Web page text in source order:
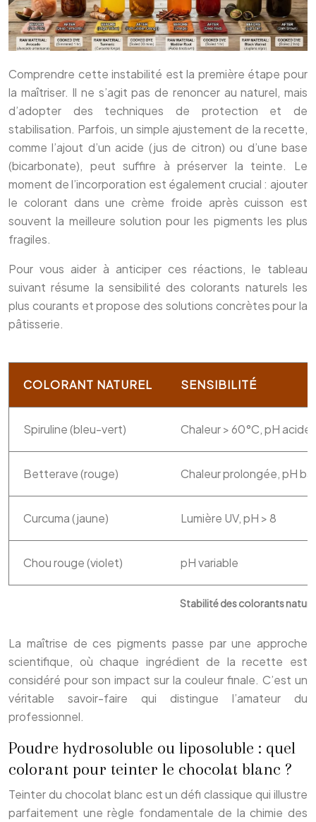
Comprendre cette instabilité est la première étape pour
la maîtriser. Il ne s’agit pas de renoncer au naturel, mais
d’adopter des techniques de protection et de
stabilisation. Parfois, un simple ajustement de la recette,
comme l’ajout d’un acide (jus de citron) ou d’une base
(bicarbonate), peut suffire à préserver la teinte. Le
moment de l’incorporation est également crucial : ajouter
le colorant dans une crème froide après cuisson est
souvent la meilleure solution pour les pigments les plus
fragiles.
Pour vous aider à anticiper ces réactions, le tableau
suivant résume la sensibilité des colorants naturels les
plus courants et propose des solutions concrètes pour la
pâtisserie.
Stabilité des colorants
COLORANT NATUREL SENSIBILITÉ
Spiruline (bleu-vert) Chaleur > 60°C, pH acide
Betterave (rouge) Chaleur prolongée, pH
Curcuma (jaune) Lumière UV, pH > 8
Chou rouge (violet) pH variable
La maîtrise de ces pigments passe par une approche
scientifique, où chaque ingrédient de la recette est
considéré pour son impact sur la couleur finale. C’est un
véritable savoir-faire qui distingue l’amateur du
professionnel.
Poudre hydrosoluble ou liposoluble : quel
colorant pour teinter le chocolat blanc ?
Teinter du chocolat blanc est un défi classique qui illustre
parfaitement une règle fondamentale de la chimie des